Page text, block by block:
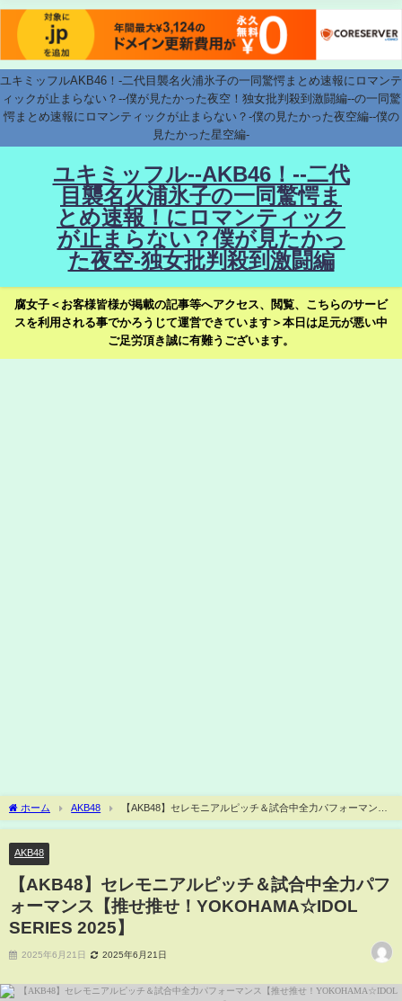
ユキミッフルAKB46！-二代目襲名火浦氷子の一同驚愕まとめ速報にロマンテ
ィックが止まらない？--僕が見たかった夜空！独女批判殺到激闘編--の一同驚
愕まとめ速報にロマンティックが止まらない？-僕の見たかった夜空編--僕の
見たかった星空編-
ユキミッフル--AKB46！--二代
目襲名火浦氷子の一同驚愕ま
とめ速報！にロマンティック
が止まらない？僕が見たかっ
た夜空-独女批判殺到激闘編
腐女子＜お客様皆様が掲載の記事等へアクセス、閲覧、こちらのサービ
スを利用される事でかろうじて運営できています＞本日は足元が悪い中
ご足労頂き誠に有難うございます。
ホーム AKB48
【AKB48】セレモニアルピッチ＆試合中全力パフォーマンス
【推せ推せ！YOKOHAMA☆IDOL SERIES 2025】
AKB48
【AKB48】セレモニアルピッチ＆試合中全力パフ
ォーマンス【推せ推せ！YOKOHAMA☆IDOL
SERIES 2025】
2025年6月21日 2025年6月21日